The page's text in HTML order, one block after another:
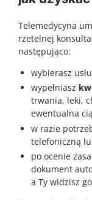
Telemedycyna
rzetelnej
następująco:
wybierasz
wypełniasz
trwania, leki,
ewentualna
w razie
telefoniczną
po ocenie
dokument
a Ty widzisz